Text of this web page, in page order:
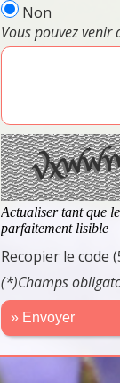
Non
Vous pouvez venir
Recopier le
(*)Champs
» Envoyer